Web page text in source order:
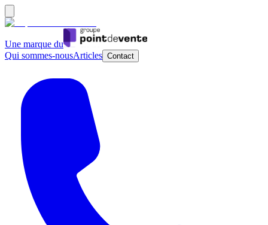
Une marque du
Qui sommes-nousArticles Contact